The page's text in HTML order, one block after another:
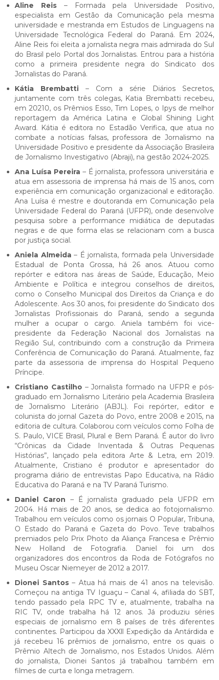
Aline Reis– Formada pela Universidade Positivo,
especialista em Gestão da Comunicação pela mesma
universidade e mestranda em Estudos de Linguagens na
Universidade Tecnológica Federal do Paraná. Em 2024,
Aline Reis foi eleita a jornalista negra mais admirada do Sul
do Brasil pelo Portal dos Jornalistas. Entrou para a história
como a primeira presidente negra do Sindicato dos
Jornalistas do Paraná.
Kátia Brembatti– Com a série Diários Secretos,
juntamente com três colegas, Katia Brembatti recebeu,
em 20210, os Prêmios Esso, Tim Lopes, o Ipys de melhor
reportagem da América Latina e Global Shining Light
Award. Kátia é editora no Estadão Verifica, que atua no
combate a notícias falsas, professora de Jornalismo na
Universidade Positivo e presidente da Associação Brasileira
de Jornalismo Investigativo (Abraji), na gestão 2024-2025.
Ana Luísa Pereira– É jornalista, professora universitária e
atua em assessoria de imprensa há mais de 15 anos, com
experiência em comunicação organizacional e editoração.
Ana Luísa é mestre e doutoranda em Comunicação pela
Universidade Federal do Paraná (UFPR), onde desenvolve
pesquisa sobre a performance midiática de deputadas
negras e de que forma elas se relacionam com a busca
por justiça social.
Aniela Almeida– É jornalista, formada pela Universidade
Estadual de Ponta Grossa, há 26 anos. Atuou como
repórter e editora nas áreas de Saúde, Educação, Meio
Ambiente e Política e integrou conselhos de direitos,
como o Conselho Municipal dos Direitos da Criança e do
Adolescente. Aos 30 anos, foi presidente do Sindicato dos
Jornalistas Profissionais do Paraná, sendo a segunda
mulher a ocupar o cargo. Aniela também foi vice-
presidente da Federação Nacional dos Jornalistas na
Região Sul, contribuindo com a construção da Primeira
Conferência de Comunicação do Paraná. Atualmente, faz
parte da assessoria de imprensa do Hospital Pequeno
Príncipe.
Cristiano Castilho– Jornalista formado na UFPR e pós-
graduado em Jornalismo Literário pela Academia Brasileira
de Jornalismo Literário (ABJL). Foi repórter, editor e
colunista do jornal Gazeta do Povo, entre 2008 e 2015, na
editoria de cultura. Colaborou com veículos como Folha de
S. Paulo, VICE Brasil, Plural e Bem Paraná. É autor do livro
“Crônicas da Cidade Inventada & Outras Pequenas
Histórias”, lançado pela editora Arte & Letra, em 2019.
Atualmente, Cristiano é produtor e apresentador do
programa diário de entrevistas Papo Educativa, na Rádio
Educativa do Paraná e na TV Paraná Turismo.
Daniel Caron – É jornalista graduado pela UFPR em
2004. Há mais de 20 anos, se dedica ao fotojornalismo.
Trabalhou em veículos como os jornais O Popular, Tribuna,
O Estado do Paraná e Gazeta do Povo. Teve trabalhos
premiados pelo Prix Photo da Aliança Francesa e Prêmio
New Holland de Fotografia. Daniel foi um dos
organizadores dos encontros da Roda de Fotógrafos no
Museu Oscar Niemeyer de 2012 a 2017.
Dionei Santos– Atua há mais de 41 anos na televisão.
Começou na antiga TV Iguaçu – Canal 4, afiliada do SBT,
tendo passado pela RPC TV e, atualmente, trabalha na
RIC TV, onde trabalha há 12 anos. Já produziu séries
especiais de jornalismo em 8 países de três diferentes
continentes. Participou da XXXll Expedição da Antárdida e
já recebeu 16 prêmios de jornalismo, entre os quais o
Prêmio Altech de Jornalismo, nos Estados Unidos. Além
do jornalista, Dionei Santos já trabalhou também em
filmes de curta e longa metragem.